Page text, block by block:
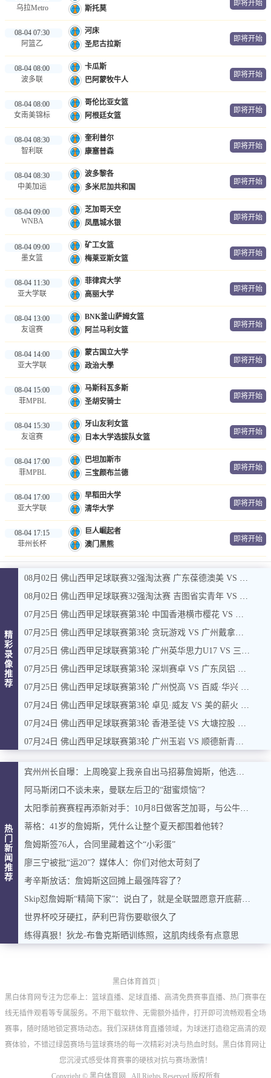
乌拉Metro
斯托莫
即将开始
08-04 07:30
阿篮乙
河床
圣尼古拉斯
即将开始
08-04 08:00
波多联
卡瓜斯
巴阿蒙牧牛人
即将开始
08-04 08:00
女南美锦标
哥伦比亚女篮
阿根廷女篮
即将开始
08-04 08:30
智利联
奎利普尔
康塞普森
即将开始
08-04 08:30
中美加运
波多黎各
多米尼加共和国
即将开始
08-04 09:00
WNBA
芝加哥天空
凤凰城水银
即将开始
08-04 09:00
墨女篮
矿工女篮
梅莱亚斯女篮
即将开始
08-04 11:30
亚大学联
菲律宾大学
高丽大学
即将开始
08-04 13:00
友谊赛
BNK釜山萨姆女篮
阿兰马利女篮
即将开始
08-04 14:00
亚大学联
蒙古国立大学
政治大學
即将开始
08-04 15:00
菲MPBL
马斯科瓦多斯
圣胡安骑士
即将开始
08-04 15:30
友谊赛
牙山友利女篮
日本大学选拔队女篮
即将开始
08-04 17:00
菲MPBL
巴坦加斯市
三宝颜布兰德
即将开始
08-04 17:00
亚大学联
早稻田大学
清华大学
即将开始
08-04 17:15
菲州长杯
巨人崛起者
澳门黑熊
即将开始
精
彩
录
像
推
荐
08月02日 佛山西甲足球联赛32强淘汰赛 广东葆德澳美 VS 白坭兴龙 全场录像
08月02日 佛山西甲足球联赛32强淘汰赛 吉图省实青年 VS 德兢艾捷斯 全场录像
07月25日 佛山西甲足球联赛第3轮 中国香港横市樱花 VS 吉图省实青年 全场录像
07月25日 佛山西甲足球联赛第3轮 贪玩游戏 VS 广州戴拿模 全场录像
07月25日 佛山西甲足球联赛第3轮 广州英华思力U17 VS 三水强鸿轩青年 全场录像
07月25日 佛山西甲足球联赛第3轮 深圳赛卓 VS 广东凤铝 全场录像
07月25日 佛山西甲足球联赛第3轮 广州悦高 VS 百威·华兴 全场录像
07月24日 佛山西甲足球联赛第3轮 卓见·威友 VS 美的薪火 全场录像
07月24日 佛山西甲足球联赛第3轮 香港圣徒 VS 大塘控股 全场录像
07月24日 佛山西甲足球联赛第3轮 广州玉岩 VS 顺德新青年 全场录像
热
门
新
闻
推
荐
宾州州长自曝：上周晚宴上我亲自出马招募詹姆斯，他选了费城，我挺高兴
阿马斯闭口不谈未来，曼联左后卫的“甜蜜烦恼”？
太阳季前赛赛程再添新对手：10月8日做客芝加哥，与公牛过招
蒂格：41岁的詹姆斯，凭什么让整个夏天都围着他转？
詹姆斯签76人，合同里藏着这个“小彩蛋”
廖三宁被批“运20”？媒体人：你们对他太苛刻了
考辛斯放话：詹姆斯这回摊上最强阵容了？
Skip怼詹姆斯“精简下家”：说白了，就是全联盟愿意开底薪的球队名单
世界杯咬牙硬扛，萨利巴背伤要歇很久了
练得真狠！狄龙-布鲁克斯晒训练照，这肌肉线条有点意思
黑白体育首页
黑白体育网专注为您奉上：篮球直播、足球直播、高清免费赛事直播、热门赛事在
线无插件观看等专属服务。不用下载软件、无需额外插件，打开即可流畅观看全场
赛事，随时随地锁定赛场动态。我们深耕体育直播领域，为球迷打造稳定高清的观
赛体验，不错过绿茵赛场与篮球赛场的每一次精彩对决与热血时刻。黑白体育网让
您沉浸式感受体育赛事的硬核对抗与赛场激情！
Copyright © 黑白体育网 . All Rights Reserved 版权所有